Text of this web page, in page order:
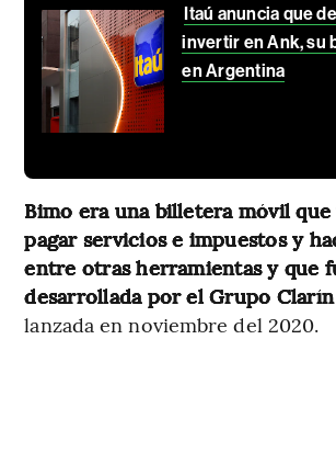
Itaú anuncia que
invertir en Ank, su
en Argentina
Bimo era una billetera móvil
pagar servicios e impuestos y
entre otras herramientas y que
desarrollada por el Grupo
lanzada en noviembre del 2020.